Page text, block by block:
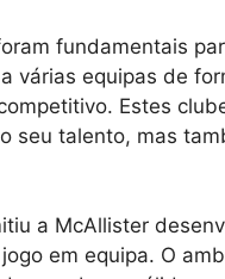
fundamentais
várias equipas de
Estes
seu talento, mas
a McAllister
em equipa. O